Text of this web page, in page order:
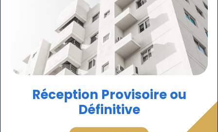
Réception Provisoire ou
Définitive